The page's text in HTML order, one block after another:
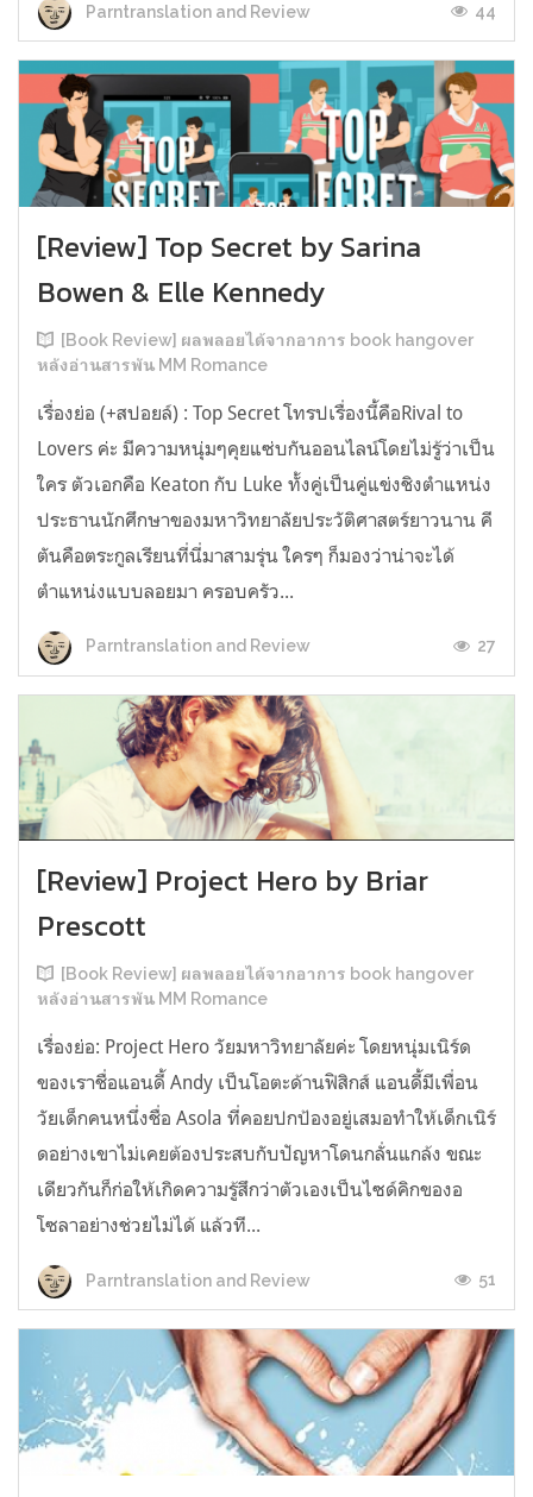
Parntranslation and Review 44
[Review] Top Secret by Sarina
Bowen & Elle Kennedy
[Book Review] ผลพลอยได้จากอาการ book hangover
หลังอ่านสารพัน MM Romance
เรื่องย่อ (+สปอยล์) : Top Secret โทรปเรื่องนี้คือRival to
Lovers ค่ะ มีความหนุ่มๆคุยแซ่บกันออนไลน์โดยไม่รู้ว่าเป็น
ใคร ตัวเอกคือ Keaton กับ Luke ทั้งคู่เป็นคู่แข่งชิงตำแหน่ง
ประธานนักศึกษาของมหาวิทยาลัยประวัติศาสตร์ยาวนาน คี
ตันคือตระกูลเรียนที่นี่มาสามรุ่น ใครๆ ก็มองว่าน่าจะได้
ตำแหน่งแบบลอยมา ครอบครัว...
Parntranslation and Review 27
[Review] Project Hero by Briar
Prescott
[Book Review] ผลพลอยได้จากอาการ book hangover
หลังอ่านสารพัน MM Romance
เรื่องย่อ: Project Hero วัยมหาวิทยาลัยค่ะ โดยหนุ่มเนิร์ด
ของเราชื่อแอนดี้ Andy เป็นโอตะด้านฟิสิกส์ แอนดี้มีเพื่อน
วัยเด็กคนหนึ่งชื่อ Asola ที่คอยปกป้องอยู่เสมอทำให้เด็กเนิร์
ดอย่างเขาไม่เคยต้องประสบกับปัญหาโดนกลั่นแกล้ง ขณะ
เดียวกันก็ก่อให้เกิดความรู้สึกว่าตัวเองเป็นไซด์คิกของอ
โซลาอย่างช่วยไม่ได้ แล้วที...
Parntranslation and Review 51